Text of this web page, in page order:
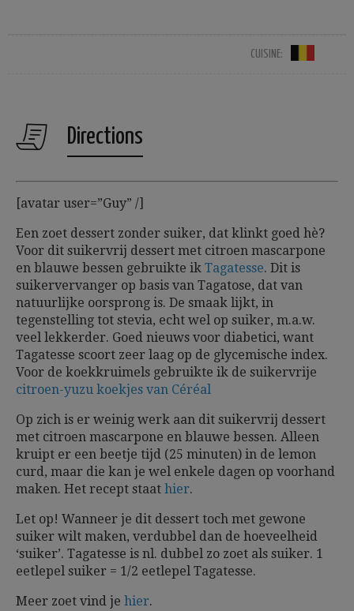
CUISINE:
Directions
[avatar user=”Guy” /]
Een zoet dessert zonder suiker, dat klinkt goed hè?
Voor dit suikervrij dessert met citroen mascarpone
en blauwe bessen gebruikte ik Tagatesse. Dit is
suikervervanger op basis van Tagatose, dat van
natuurlijke oorsprong is. De smaak lijkt, in
tegenstelling tot stevia, echt wel op suiker, m.a.w.
veel lekkerder. Goed nieuws voor diabetici, want
Tagatesse scoort zeer laag op de glycemische index.
Voor de koekkruimels gebruikte ik de suikervrije
citroen-yuzu koekjes van Céréal
Op zich is er weinig werk aan dit suikervrij dessert
met citroen mascarpone en blauwe bessen. Alleen
kruipt er een beetje tijd (25 minuten) in de lemon
curd, maar die kan je wel enkele dagen op voorhand
maken. Het recept staat hier.
Let op! Wanneer je dit dessert toch met gewone
suiker wilt maken, verdubbel dan de hoeveelheid
‘suiker’. Tagatesse is nl. dubbel zo zoet als suiker. 1
eetlepel suiker = 1/2 eetlepel Tagatesse.
Meer zoet vind je hier.